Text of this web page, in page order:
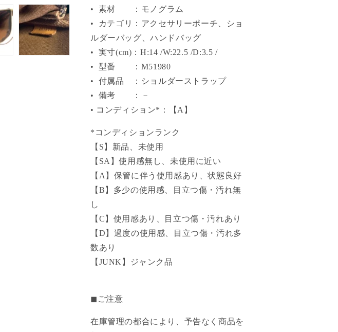
• 素材 ：モノグラム
• カテゴリ：アクセサリーポーチ、ショ
ルダーバッグ、ハンドバッグ
• 実寸(cm)：H:14 /W:22.5 /D:3.5 /
• 型番 ：M51980
• 付属品 ：ショルダーストラップ
• 備考 ：－
• コンディション*：【A】
*コンディションランク
【S】新品、未使用
【SA】使用感無し、未使用に近い
【A】保管に伴う使用感あり、状態良好
【B】多少の使用感、目立つ傷・汚れ無
し
【C】使用感あり、目立つ傷・汚れあり
【D】過度の使用感、目立つ傷・汚れ多
数あり
【JUNK】ジャンク品
◼︎ご注意
在庫管理の都合により、予告なく商品を